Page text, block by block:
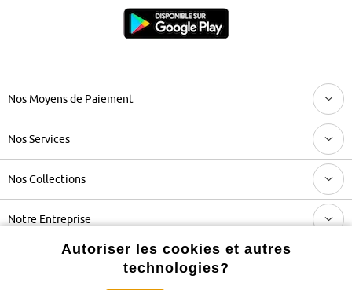
Nos Moyens de Paiement
Nos Services
Nos Collections
Notre Entreprise
Retrouvez bonprix sur
Autoriser les cookies et autres
technologies?